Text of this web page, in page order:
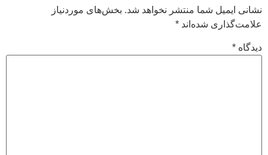
نشانی ایمیل شما منتشر نخواهد شد. بخش‌های موردنیاز
علامت‌گذاری شده‌اند *
دیدگاه *